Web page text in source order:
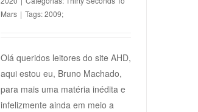
Mars | Tags:2009;
Olá queridos leitores do site AHD,
aqui estou eu, Bruno Machado,
para mais uma matéria inédita e
infelizmente ainda em meio a